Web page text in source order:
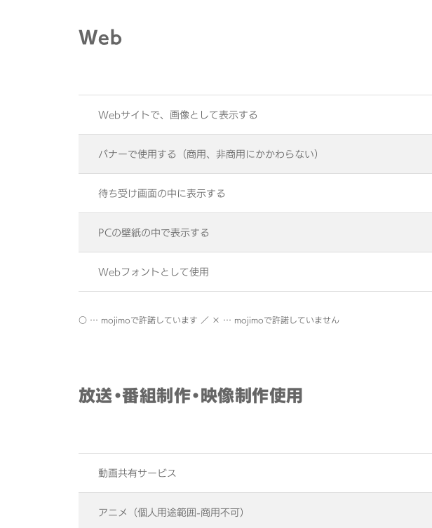
Web
Webサイトで、画像として表示する
バナーで使用する（商用、非商用にかかわらない）
待ち受け画面の中に表示する
PCの壁紙の中で表示する
Webフォントとして使用
○ … mojimoで許諾しています ／ × … mojimoで許諾していません
放送・番組制作・映像制作使用
動画共有サービス
アニメ（個人用途範囲-商用不可）